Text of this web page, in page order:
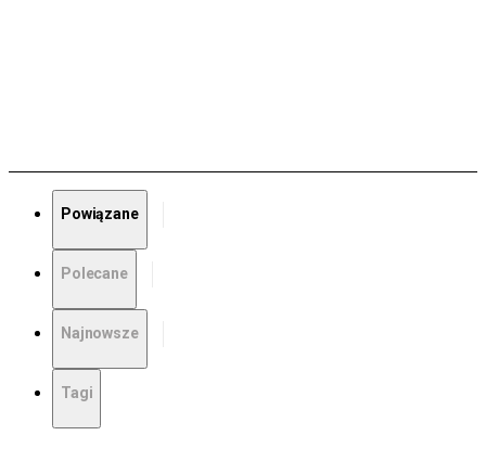
Powiązane
Polecane
Najnowsze
Tagi